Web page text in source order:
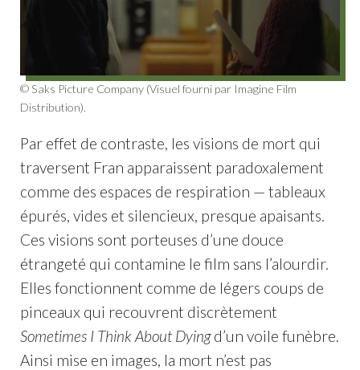
© Saks Picture Company (Visuel fourni par Imagine Film
Distribution).
Par effet de contraste, les visions de mort qui
traversent Fran apparaissent paradoxalement
comme des espaces de respiration — tableaux
épurés, vides et silencieux, presque apaisants.
Ces visions sont porteuses d’une douce
étrangeté qui contamine le film sans l’alourdir.
Elles fonctionnent comme de légers coups de
pinceaux qui recouvrent discrètement
Sometimes I Think About Dyingd’un voile funèbre.
Ainsi mise en images, la mort n’est pas